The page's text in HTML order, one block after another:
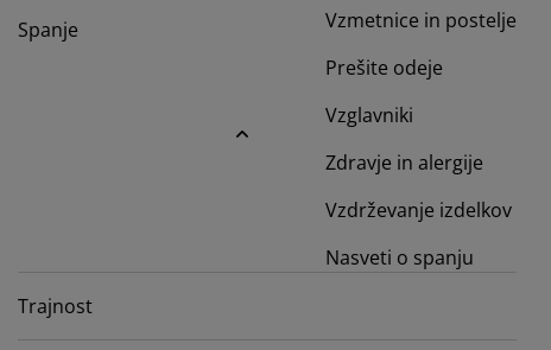
Spanje
Vzmetnice in postelje
Prešite odeje
Vzglavniki
Zdravje in alergije
Vzdrževanje izdelkov
Nasveti o spanju
Trajnost